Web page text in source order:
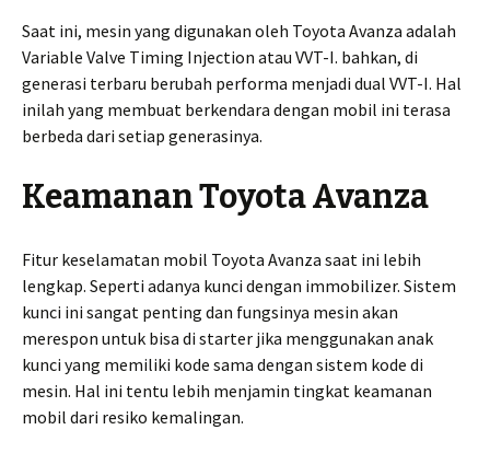
Saat ini, mesin yang digunakan oleh Toyota Avanza adalah
Variable Valve Timing Injection atau VVT-I. bahkan, di
generasi terbaru berubah performa menjadi dual VVT-I. Hal
inilah yang membuat berkendara dengan mobil ini terasa
berbeda dari setiap generasinya.
Keamanan Toyota Avanza
Fitur keselamatan mobil Toyota Avanza saat ini lebih
lengkap. Seperti adanya kunci dengan immobilizer. Sistem
kunci ini sangat penting dan fungsinya mesin akan
merespon untuk bisa di starter jika menggunakan anak
kunci yang memiliki kode sama dengan sistem kode di
mesin. Hal ini tentu lebih menjamin tingkat keamanan
mobil dari resiko kemalingan.